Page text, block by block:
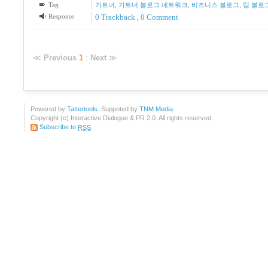
Tag 가트너 가트너 블로그 네트워크 비즈니스 블로그
팀 블로
Response
0 Trackback , 0 Comment
≪ Previous 1 : Next ≫
Powered by Tattertools . Suppoted by TNM Media
Copyright (c) Interactive Dialogue & PR 2.0. All rights reserved.
Subscribe to RSS